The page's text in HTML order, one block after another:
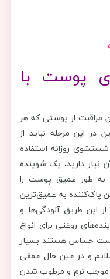
پوست با
مراقبت از پوستی که هر
در این مرحله نباید از
روزانه استفاده
نیاز دارید، یک شوینده
به طور عمیق پوست را
پاک‌کننده به عمیق‌ترین
این طریق آلودگی‌ها و
روغنی برای انواع
پوست حساس هستند بسیار
و در عین حال عمقی
موجب نرم و مرطوب شدن